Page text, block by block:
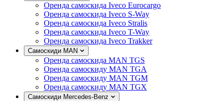
Оренда самоскида Iveco Eurocargo
Оренда самоскида Iveco S-Way
Оренда самоскида Iveco Stralis
Оренда самоскида Iveco T-Way
Оренда самоскида Iveco Trakker
Самоскиди MAN
Оренда самоскида MAN TGS
Оренда самоскиду MAN TGA
Оренда самоскиду MAN TGM
Оренда самоскиду MAN TGX
Самоскиди Mercedes-Benz